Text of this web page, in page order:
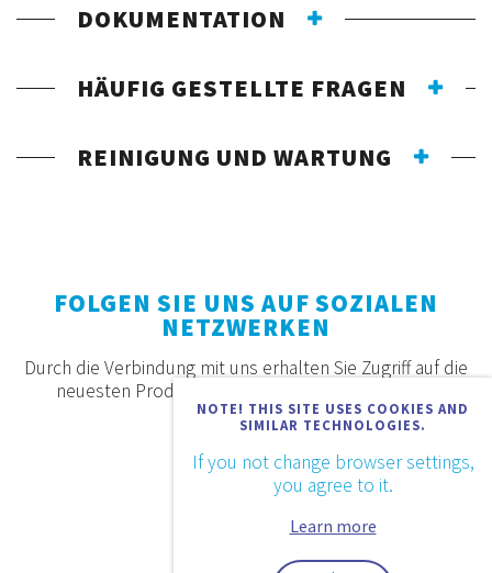
DOKUMENTATION
HÄUFIG GESTELLTE FRAGEN
REINIGUNG UND WARTUNG
NOTE! THIS SITE USES COOKIES AND
SIMILAR TECHNOLOGIES.
If you not change browser settings,
you agree to it.
Learn more
FOLGEN SIE UNS AUF SOZIALEN
NETZWERKEN
Durch die Verbindung mit uns erhalten Sie Zugriff auf die
neuesten Produkte, Angebote und Neuigkeiten.